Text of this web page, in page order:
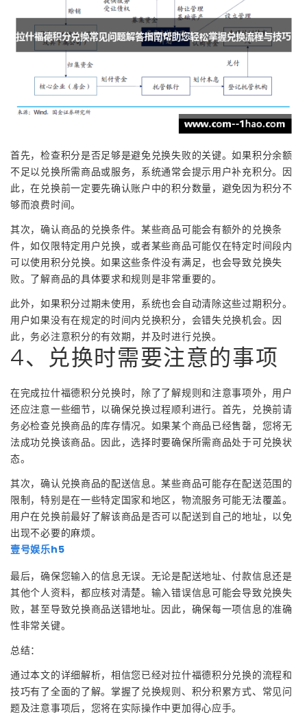
首先，检查积分是否足够是避免兑换失败的关键。如果积分余额
不足以兑换所需商品或服务，系统通常会提示用户补充积分。因
此，在兑换前一定要先确认账户中的积分数量，避免因为积分不
够而浪费时间。
其次，确认商品的兑换条件。某些商品可能会有额外的兑换条
件，如仅限特定用户兑换，或者某些商品可能仅在特定时间段内
可以使用积分兑换。如果这些条件没有满足，也会导致兑换失
败。了解商品的具体要求和规则是非常重要的。
此外，如果积分过期未使用，系统也会自动清除这些过期积分。
用户如果没有在规定的时间内兑换积分，会错失兑换机会。因
此，务必注意积分的有效期，并及时进行兑换。
4、兑换时需要注意的事项
在完成拉什福德积分兑换时，除了了解规则和注意事项外，用户
还应注意一些细节，以确保兑换过程顺利进行。首先，兑换前请
务必检查兑换商品的库存情况。如果某个商品已经售罄，您将无
法成功兑换该商品。因此，选择时要确保所需商品处于可兑换状
态。
其次，确认兑换商品的配送信息。某些商品可能存在配送范围的
限制，特别是在一些特定国家和地区，物流服务可能无法覆盖。
用户在兑换前最好了解该商品是否可以配送到自己的地址，以免
出现不必要的麻烦。
壹号娱乐h5
最后，确保您输入的信息无误。无论是配送地址、付款信息还是
其他个人资料，都应核对清楚。输入错误信息可能会导致兑换失
败，甚至导致兑换商品送错地址。因此，确保每一项信息的准确
性非常关键。
总结：
通过本文的详细解析，相信您已经对拉什福德积分兑换的流程和
技巧有了全面的了解。掌握了兑换规则、积分积累方式、常见问
题及注意事项后，您将在实际操作中更加得心应手。